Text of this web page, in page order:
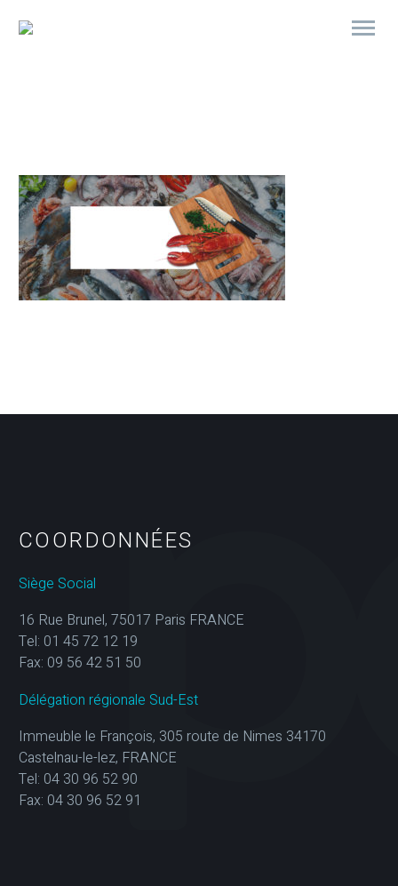
COORDONNÉES
Siège Social
16 Rue Brunel, 75017 Paris FRANCE
Tel: 01 45 72 12 19
Fax: 09 56 42 51 50
Délégation régionale Sud-Est
Immeuble le François, 305 route de Nimes 34170
Castelnau-le-lez, FRANCE
Tel: 04 30 96 52 90
Fax: 04 30 96 52 91